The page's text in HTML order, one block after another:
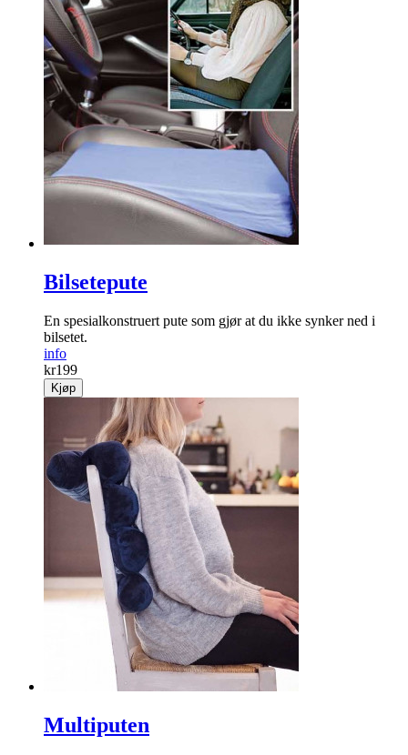
Bilsetepute
En spesialkonstruert pute som gjør at du ikke synker ned i
bilsetet.
info
kr199
Kjøp
Multiputen